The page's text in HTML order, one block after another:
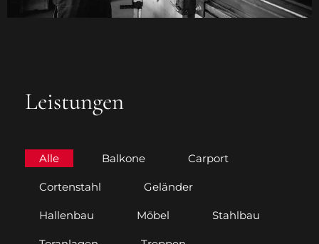
Leistungen
Alle Balkone Carport
Cortenstahl Geländer
Hallenbau Möbel Stahlbau